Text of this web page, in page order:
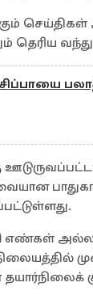
செய்திகள்
தெரிய
எண்கள்